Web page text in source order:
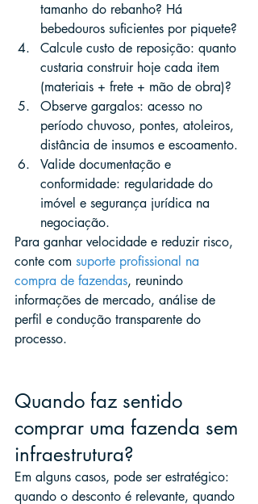
tamanho do rebanho? Há
bebedouros suficientes por piquete?
Calcule custo de reposição: quanto
custaria construir hoje cada item
(materiais + frete + mão de obra)?
Observe gargalos: acesso no
período chuvoso, pontes, atoleiros,
distância de insumos e escoamento.
Valide documentação e
conformidade: regularidade do
imóvel e segurança jurídica na
negociação.
Para ganhar velocidade e reduzir risco,
conte com suporte profissional na
compra de fazendas, reunindo
informações de mercado, análise de
perfil e condução transparente do
processo.
Quando faz sentido
comprar uma fazenda sem
infraestrutura?
Em alguns casos, pode ser estratégico:
quando o desconto é relevante, quando